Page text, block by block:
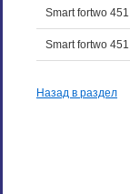
Smart fortwo
Smart fortwo
Назад в раздел